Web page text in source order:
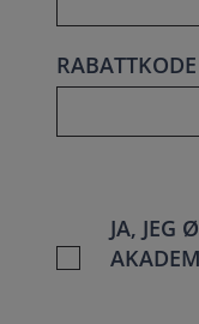
RABATTKODE
JA, JEG